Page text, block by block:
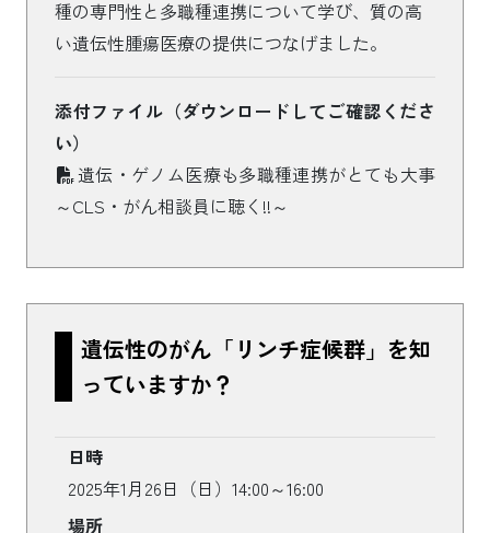
種の専門性と多職種連携について学び、質の高
い遺伝性腫瘍医療の提供につなげました。
添付ファイル（ダウンロードしてご確認くださ
い）
遺伝・ゲノム医療も多職種連携がとても大事
～CLS・がん相談員に聴く!!～
遺伝性のがん「リンチ症候群」を知
っていますか？
日時
2025年1月26日（日）14:00～16:00
場所